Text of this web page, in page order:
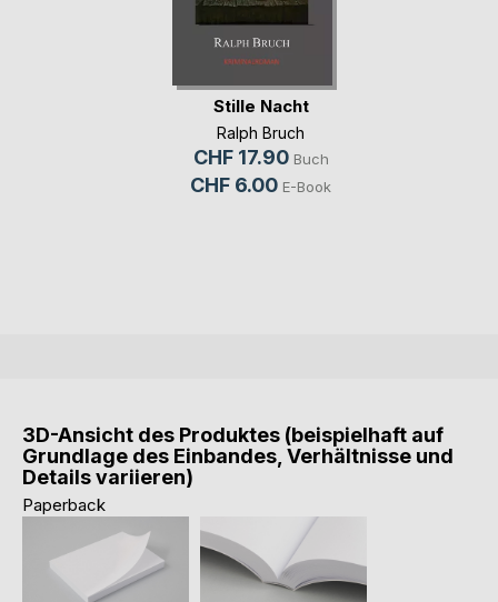
Stille Nacht
Ralph Bruch
CHF 17.90 Buch
CHF 6.00 E-Book
3D-Ansicht des Produktes (beispielhaft auf
Grundlage des Einbandes, Verhältnisse und
Details variieren)
Paperback